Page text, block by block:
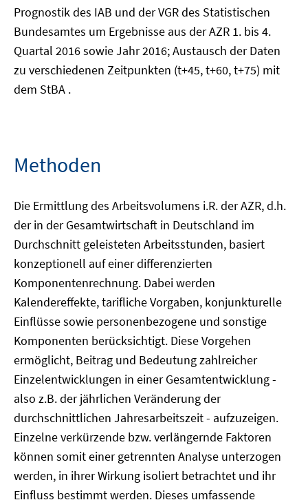
Prognostik des IAB und der VGR des Statistischen
Bundesamtes um Ergebnisse aus der AZR 1. bis 4.
Quartal 2016 sowie Jahr 2016; Austausch der Daten
zu verschiedenen Zeitpunkten (t+45, t+60, t+75) mit
dem StBA .
Methoden
Die Ermittlung des Arbeitsvolumens i.R. der AZR, d.h.
der in der Gesamtwirtschaft in Deutschland im
Durchschnitt geleisteten Arbeitsstunden, basiert
konzeptionell auf einer differenzierten
Komponentenrechnung. Dabei werden
Kalendereffekte, tarifliche Vorgaben, konjunkturelle
Einflüsse sowie personenbezogene und sonstige
Komponenten berücksichtigt. Diese Vorgehen
ermöglicht, Beitrag und Bedeutung zahlreicher
Einzelentwicklungen in einer Gesamtentwicklung -
also z.B. der jährlichen Veränderung der
durchschnittlichen Jahresarbeitszeit - aufzuzeigen.
Einzelne verkürzende bzw. verlängernde Faktoren
können somit einer getrennten Analyse unterzogen
werden, in ihrer Wirkung isoliert betrachtet und ihr
Einfluss bestimmt werden. Dieses umfassende